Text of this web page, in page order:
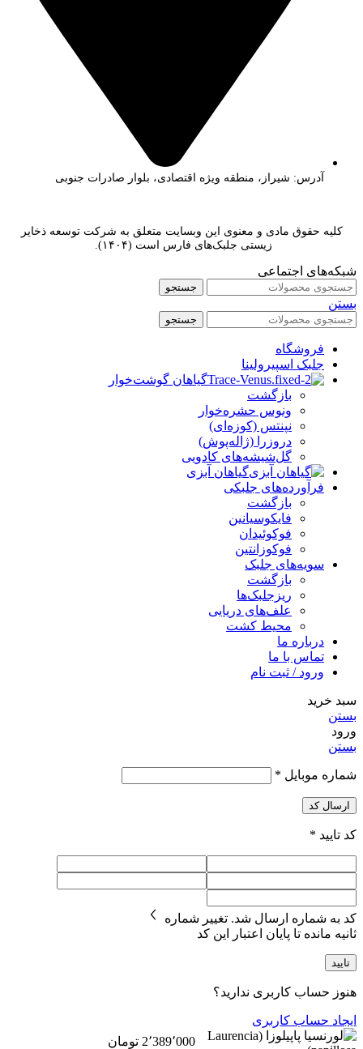
آدرس: شیراز، منطقه ویژه اقتصادی، بلوار صادرات جنوبی
کلیه حقوق مادی و معنوی این وبسایت متعلق به شرکت توسعه ذخایر
زیستی جلبک‌های فارس است (۱۴۰۴).
شبکه‌های اجتماعی
جستجو
بستن
جستجو
فروشگاه
جلبک اسپیرولینا
گیاهان گوشت‌خوار
بازگشت
ونوس حشره‌خوار
نپنتس (کوزه‌ای)
دروزرا (ژاله‌پوش)
گل‌شیشه‌های کادویی
گیاهان آبزی
فرآورده‌های جلبکی
بازگشت
فایکوسیانین
فوکوئیدان
فوکوزانتین
سویه‌های جلبک
بازگشت
ریزجلبک‌ها
علف‌های دریایی
محیط کشت
درباره ما
تماس با ما
ورود / ثبت نام
سبد خرید
بستن
ورود
بستن
شماره موبایل *
ارسال کد
کد تایید *
کد به شماره ارسال شد. تغییر شماره
ثانیه مانده تا پایان اعتبار این کد
تایید
هنوز حساب کاربری ندارید؟
ایجاد حساب کاربری
2٬389٬000 تومان